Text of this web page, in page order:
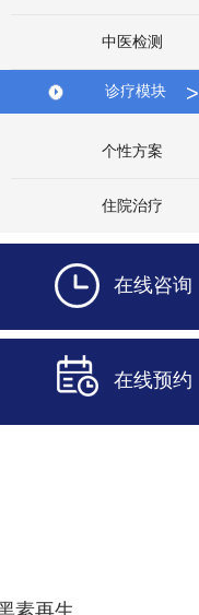
中医检测
诊疗模块 >
个性方案
住院治疗
在线咨询
在线预约
素再生